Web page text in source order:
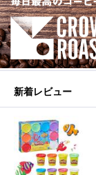
新着レビュー